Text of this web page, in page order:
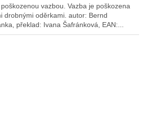
vazbou. Vazba je poškozena
drobnými oděrkami. autor: Bernd
překlad: Ivana Šafránková, EAN:...